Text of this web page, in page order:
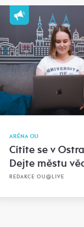
ARÉNA OU
Cítíte se v
Dejte městu
REDAKCE OU@LIVE